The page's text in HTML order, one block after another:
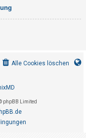
Alle Cookies löschen
phpBB Limited